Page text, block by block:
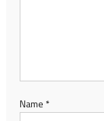
Name *